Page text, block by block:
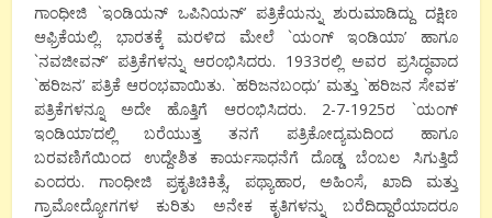
ಗಾಂಧೀಜಿ `ಇಂಡಿಯನ್ ಒಪಿನಿಯನ್’ ಪತ್ರಿಕೆಯನ್ನು ಶುರುಮಾಡಿದ್ದು ದಕ್ಷಿಣ
ಆಫ್ರಿಕೆಯಲ್ಲಿ. ಭಾರತಕ್ಕೆ ಮರಳಿದ ಮೇಲೆ `ಯಂಗ್ ಇಂಡಿಯಾ’ ಹಾಗೂ
`ನವಜೀವನ್’ ಪತ್ರಿಕೆಗಳನ್ನು ಆರಂಭಿಸಿದರು. 1933ರಲ್ಲಿ ಅವರ ಪ್ರಸಿದ್ಧವಾದ
`ಹರಿಜನ’ ಪತ್ರಿಕೆ ಆರಂಭವಾಯಿತು. `ಹರಿಜನಬಂಧು’ ಮತ್ತು `ಹರಿಜನ ಸೇವಕ’
ಪತ್ರಿಕೆಗಳನ್ನೂ ಅದೇ ಹೊತ್ತಿಗೆ ಆರಂಭಿಸಿದರು. 2-7-1925ರ `ಯಂಗ್
ಇಂಡಿಯಾ’ದಲ್ಲಿ ಬರೆಯುತ್ತ ತನಗೆ ಪತ್ರಿಕೋದ್ಯಮದಿಂದ ಹಾಗೂ
ಬರವಣಿಗೆಯಿಂದ ಉದ್ದೇಶಿತ ಕಾರ್ಯಸಾಧನೆಗೆ ದೊಡ್ಡ ಬೆಂಬಲ ಸಿಗುತ್ತಿದೆ
ಎಂದರು. ಗಾಂಧೀಜಿ ಪ್ರಕೃತಿಚಿಕಿತ್ಸೆ, ಪಥ್ಯಾಹಾರ, ಅಹಿಂಸೆ, ಖಾದಿ ಮತ್ತು
ಗ್ರಾಮೋದ್ಯೋಗಗಳ ಕುರಿತು ಅನೇಕ ಕೃತಿಗಳನ್ನು ಬರೆದಿದ್ದಾರೆಯಾದರೂ